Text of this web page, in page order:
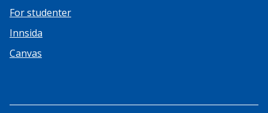
For studenter
Innsida
Canvas